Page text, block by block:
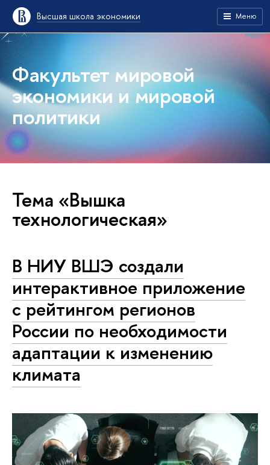
Высшая школа экономики Меню
Факультет мировой
экономики и мировой
политики
Тема «Вышка
технологическая»
В НИУ ВШЭ создали
интерактивное приложение
с рейтингом регионов
России по необходимости
адаптации к изменению
климата